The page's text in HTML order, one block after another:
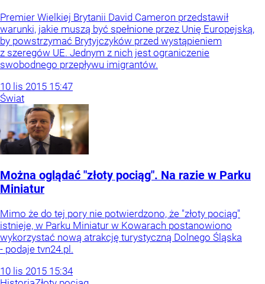
Premier Wielkiej Brytanii David Cameron przedstawił
warunki, jakie muszą być spełnione przez Unię Europejską,
by powstrzymać Brytyjczyków przed wystąpieniem
z szeregów UE. Jednym z nich jest ograniczenie
swobodnego przepływu imigrantów.
10 lis 2015 15:47
Świat
Można oglądać "złoty pociąg". Na razie w Parku
Miniatur
Mimo że do tej pory nie potwierdzono, że "złoty pociąg"
istnieje, w Parku Miniatur w Kowarach postanowiono
wykorzystać nową atrakcję turystyczną Dolnego Śląska
- podaje tvn24.pl.
10 lis 2015 15:34